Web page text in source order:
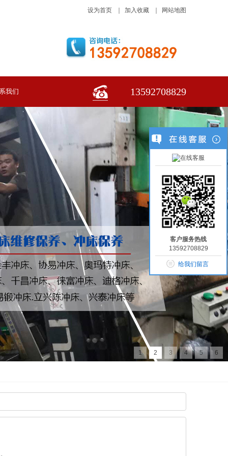
设为首页 加入收藏 网站地图
我们 13592708829
1 2 3 4 5 6
客户服务热线
13592708829
给我们留言